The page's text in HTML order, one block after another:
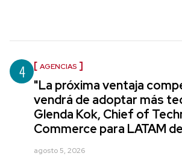
4 AGENCIAS
"La próxima ventaja
vendrá de adoptar más
Glenda Kok, Chief of
Commerce para LATAM
agosto 5, 2026